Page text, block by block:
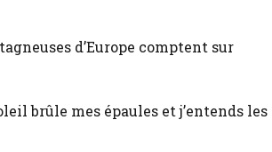
d’Europe comptent sur
brûle mes épaules et j’entends les